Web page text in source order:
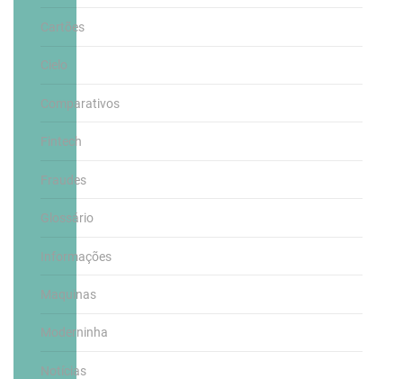
Cartões
Cielo
Comparativos
Fintech
Fraudes
Glossário
Informações
Maquinas
Moderninha
Notícias